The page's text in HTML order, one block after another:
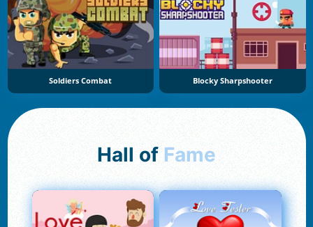
Soldiers Combat Blocky Sharpshooter
Hall of Fame